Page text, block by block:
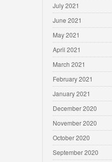
July 2021
June 2021
May 2021
April 2021
March 2021
February 2021
January 2021
December 2020
November 2020
October 2020
September 2020